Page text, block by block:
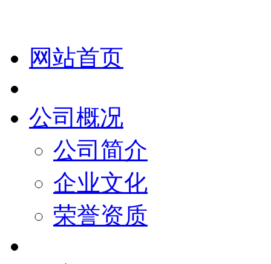
网站首页
公司概况
公司简介
企业文化
荣誉资质